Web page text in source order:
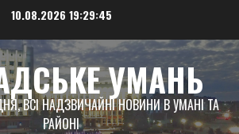
10.08.2026 19:29:46
УМАНЬ
ВСІ НАДЗВИЧАЙНІ НОВИНИ В УМАНІ ТА
РАЙОНІ